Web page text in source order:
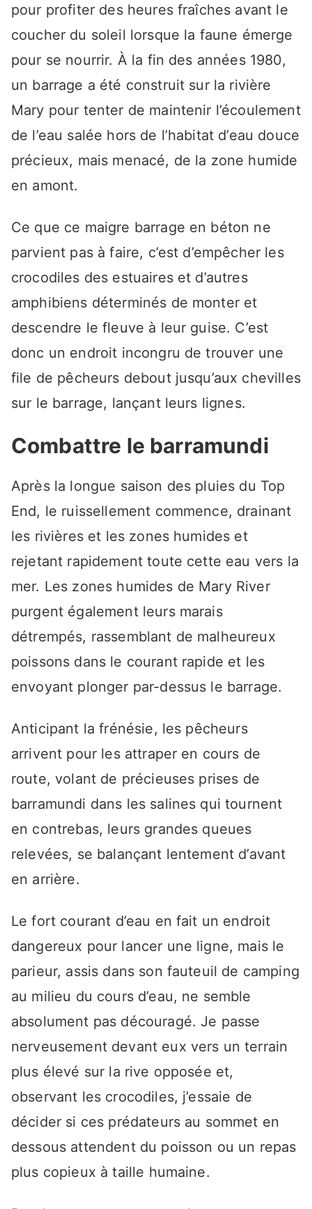
pour profiter des heures fraîches avant le
coucher du soleil lorsque la faune émerge
pour se nourrir. À la fin des années 1980,
un barrage a été construit sur la rivière
Mary pour tenter de maintenir l’écoulement
de l’eau salée hors de l’habitat d’eau douce
précieux, mais menacé, de la zone humide
en amont.
Ce que ce maigre barrage en béton ne
parvient pas à faire, c’est d’empêcher les
crocodiles des estuaires et d’autres
amphibiens déterminés de monter et
descendre le fleuve à leur guise. C’est
donc un endroit incongru de trouver une
file de pêcheurs debout jusqu’aux chevilles
sur le barrage, lançant leurs lignes.
Combattre le barramundi
Après la longue saison des pluies du Top
End, le ruissellement commence, drainant
les rivières et les zones humides et
rejetant rapidement toute cette eau vers la
mer. Les zones humides de Mary River
purgent également leurs marais
détrempés, rassemblant de malheureux
poissons dans le courant rapide et les
envoyant plonger par-dessus le barrage.
Anticipant la frénésie, les pêcheurs
arrivent pour les attraper en cours de
route, volant de précieuses prises de
barramundi dans les salines qui tournent
en contrebas, leurs grandes queues
relevées, se balançant lentement d’avant
en arrière.
Le fort courant d’eau en fait un endroit
dangereux pour lancer une ligne, mais le
parieur, assis dans son fauteuil de camping
au milieu du cours d’eau, ne semble
absolument pas découragé. Je passe
nerveusement devant eux vers un terrain
plus élevé sur la rive opposée et,
observant les crocodiles, j’essaie de
décider si ces prédateurs au sommet en
dessous attendent du poisson ou un repas
plus copieux à taille humaine.